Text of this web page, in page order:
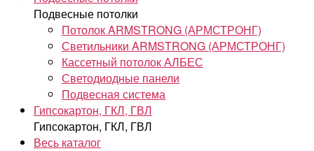
Подвесные потолки
Потолок ARMSTRONG (АРМСТРОНГ)
Светильники ARMSTRONG (АРМСТРОНГ)
Кассетный потолок АЛБЕС
Светодиодные панели
Подвесная система
Гипсокартон, ГКЛ, ГВЛ
Гипсокартон, ГКЛ, ГВЛ
Весь каталог